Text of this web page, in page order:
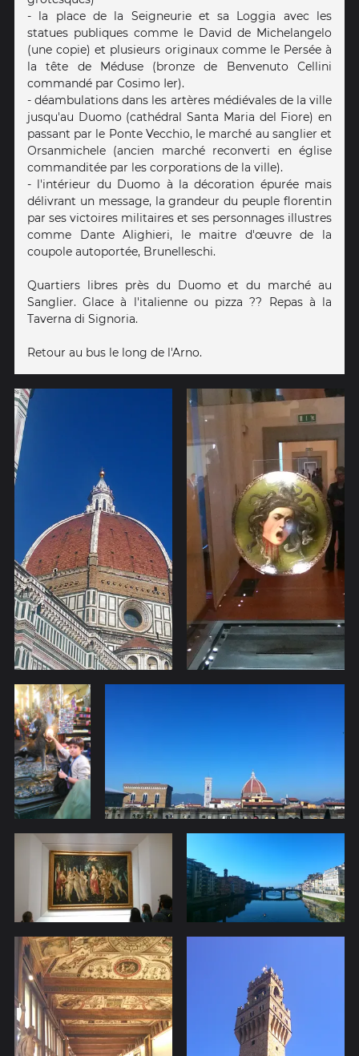
- la place de la Seigneurie et sa Loggia avec les
statues publiques comme le David de Michelangelo
(une copie) et plusieurs originaux comme le Persée à
la tête de Méduse (bronze de Benvenuto Cellini
commandé par Cosimo Ier).
- déambulations dans les artères médiévales de la ville
jusqu'au Duomo (cathédral Santa Maria del Fiore) en
passant par le Ponte Vecchio, le marché au sanglier et
Orsanmichele (ancien marché reconverti en église
commanditée par les corporations de la ville).
- l'intérieur du Duomo à la décoration épurée mais
délivrant un message, la grandeur du peuple florentin
par ses victoires militaires et ses personnages illustres
comme Dante Alighieri, le maitre d'œuvre de la
coupole autoportée, Brunelleschi.
Quartiers libres près du Duomo et du marché au
Sanglier. Glace à l'italienne ou pizza ?? Repas à la
Taverna di Signoria.
Retour au bus le long de l'Arno.